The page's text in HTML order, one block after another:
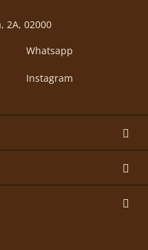
2А, 02000
Whatsapp
Instagram